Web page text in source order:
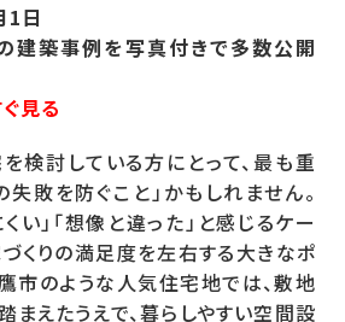
1日
建築事例を写真付きで多数公開
見る
検討している方にとって、最も重
敗を防ぐこと」かもしれません。
い」「想像と違った」と感じるケー
くりの満足度を左右する大きなポ
市のような人気住宅地では、敷地
えたうえで、暮らしやすい空間設